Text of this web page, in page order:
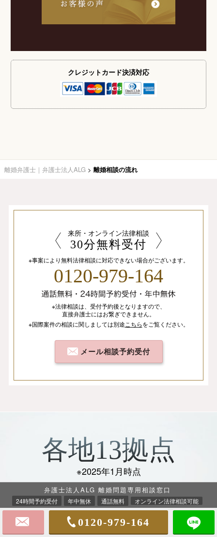
クレジットカード決済対応
離婚弁護士｜弁護士法人ALG > 離婚相談の流れ
来所・オンライン法律相談
30分無料受付
※事案により無料法律相談に対応できない場合がございます。
0120-979-164
※法律相談は、 受付予約後となりますので、
直接弁護士にはお繋ぎできません。
※国際案件の相談に関しましては別途 こちらをご覧ください。
メール相談予約受付
各地13拠点
※2025年1月時点
ご依頼者様に寄り添い、
明るい未来のために全力を尽くします
事務所案内
弁護士法人ALG 離婚問題専用相談窓口
24時間予約受付 年中無休 通話無料 オンライン法律相談可能
0120-979-164